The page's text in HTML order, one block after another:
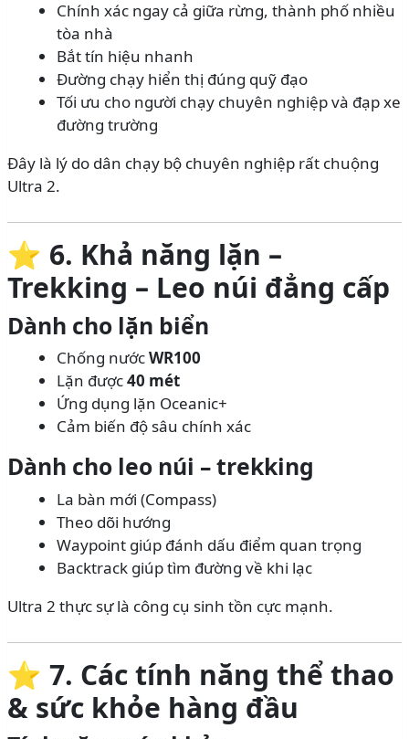
Chính xác ngay cả giữa rừng, thành phố nhiều
tòa nhà
Bắt tín hiệu nhanh
Đường chạy hiển thị đúng quỹ đạo
Tối ưu cho người chạy chuyên nghiệp và đạp xe
đường trường
Đây là lý do dân chạy bộ chuyên nghiệp rất chuộng
Ultra 2.
⭐ 6. Khả năng lặn –
Trekking – Leo núi đẳng cấp
Dành cho lặn biển
Chống nướcWR100
Lặn được40 mét
Ứng dụng lặn Oceanic+
Cảm biến độ sâu chính xác
Dành cho leo núi – trekking
La bàn mới (Compass)
Theo dõi hướng
Waypoint giúp đánh dấu điểm quan trọng
Backtrack giúp tìm đường về khi lạc
Ultra 2 thực sự là công cụ sinh tồn cực mạnh.
⭐ 7. Các tính năng thể thao
& sức khỏe hàng đầu